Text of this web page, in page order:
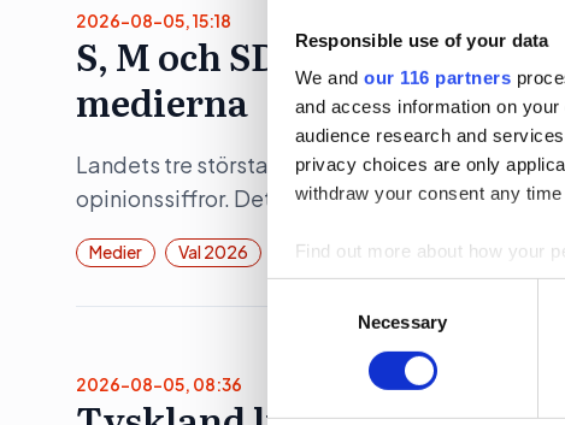
Responsible use of your data
We and our 116 partners
and access information on
audience research and
privacy choices are only
withdraw your consent any
Find out more about how your
information about your use of
other information that you’ve
Necessary
2026-08-05, 15:18
S, M och SD fortsatt
medierna
Landets tre största partier fortsätter att en
opinionssiffror. Det visar siffror från Retriever
Medier Val 2026
2026-08-05, 08:36